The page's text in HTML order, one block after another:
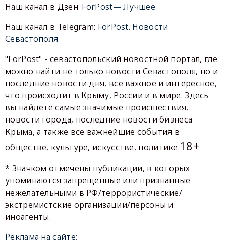
Наш канал в Дзен: ForPost— Лучшее
Наш канал в Telegram: ForPost. Новости
Севастополя
"ForPost" - севастопольский новостной портал, где
можно найти не только новости Севастополя, но и
последние новости дня, все важное и интересное,
что происходит в Крыму, России и в мире. Здесь
вы найдете самые значимые происшествия,
новости города, последние новости бизнеса
Крыма, а также все важнейшие события в
обществе, культуре, искусстве, политике.18+
* Значком отмечены публикации, в которых
упоминаются запрещенные или признанные
нежелательными в РФ/террористические/
экстремистские организации/персоны и
иноагенты.
Реклама на сайте: